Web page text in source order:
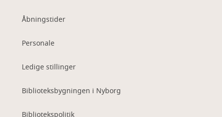
Åbningstider
Personale
Ledige stillinger
Biblioteksbygningen i Nyborg
Bibliotekspolitik